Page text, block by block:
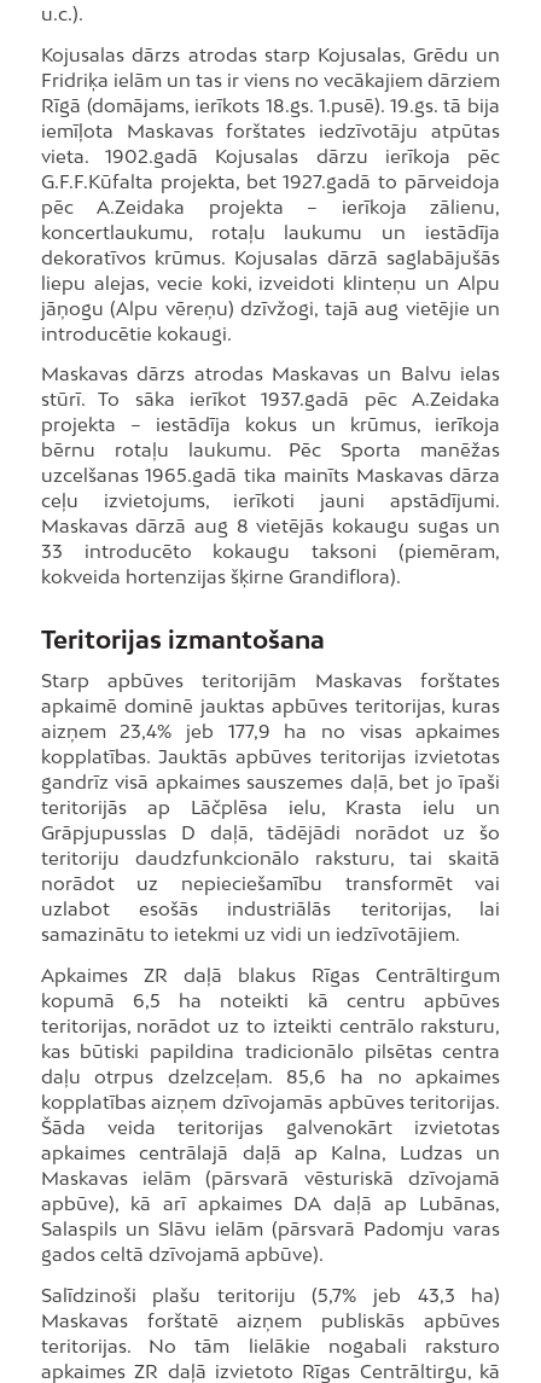
u.c.).
Kojusalas dārzs atrodas starp Kojusalas, Grēdu un
Fridriķa ielām un tas ir viens no vecākajiem dārziem
Rīgā (domājams, ierīkots 18.gs. 1.pusē). 19.gs. tā bija
iemīļota Maskavas forštates iedzīvotāju atpūtas
vieta. 1902.gadā Kojusalas dārzu ierīkoja pēc
G.F.F.Kūfalta projekta, bet 1927.gadā to pārveidoja
pēc A.Zeidaka projekta – ierīkoja zālienu,
koncertlaukumu, rotaļu laukumu un iestādīja
dekoratīvos krūmus. Kojusalas dārzā saglabājušās
liepu alejas, vecie koki, izveidoti klinteņu un Alpu
jāņogu (Alpu vēreņu) dzīvžogi, tajā aug vietējie un
introducētie kokaugi.
Maskavas dārzs atrodas Maskavas un Balvu ielas
stūrī. To sāka ierīkot 1937.gadā pēc A.Zeidaka
projekta – iestādīja kokus un krūmus, ierīkoja
bērnu rotaļu laukumu. Pēc Sporta manēžas
uzcelšanas 1965.gadā tika mainīts Maskavas dārza
ceļu izvietojums, ierīkoti jauni apstādījumi.
Maskavas dārzā aug 8 vietējās kokaugu sugas un
33 introducēto kokaugu taksoni (piemēram,
kokveida hortenzijas šķirne Grandiflora).
Teritorijas izmantošana
Starp apbūves teritorijām Maskavas forštates
apkaimē dominē jauktas apbūves teritorijas, kuras
aizņem 23,4% jeb 177,9 ha no visas apkaimes
kopplatības. Jauktās apbūves teritorijas izvietotas
gandrīz visā apkaimes sauszemes daļā, bet jo īpaši
teritorijās ap Lāčplēsa ielu, Krasta ielu un
Grāpjupusslas D daļā, tādējādi norādot uz šo
teritoriju daudzfunkcionālo raksturu, tai skaitā
norādot uz nepieciešamību transformēt vai
uzlabot esošās industriālās teritorijas, lai
samazinātu to ietekmi uz vidi un iedzīvotājiem.
Apkaimes ZR daļā blakus Rīgas Centrāltirgum
kopumā 6,5 ha noteikti kā centru apbūves
teritorijas, norādot uz to izteikti centrālo raksturu,
kas būtiski papildina tradicionālo pilsētas centra
daļu otrpus dzelzceļam. 85,6 ha no apkaimes
kopplatības aizņem dzīvojamās apbūves teritorijas.
Šāda veida teritorijas galvenokārt izvietotas
apkaimes centrālajā daļā ap Kalna, Ludzas un
Maskavas ielām (pārsvarā vēsturiskā dzīvojamā
apbūve), kā arī apkaimes DA daļā ap Lubānas,
Salaspils un Slāvu ielām (pārsvarā Padomju varas
gados celtā dzīvojamā apbūve).
Salīdzinoši plašu teritoriju (5,7% jeb 43,3 ha)
Maskavas forštatē aizņem publiskās apbūves
teritorijas. No tām lielākie nogabali raksturo
apkaimes ZR daļā izvietoto Rīgas Centrāltirgu, kā